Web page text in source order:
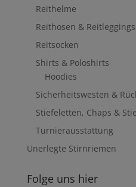
Reithelme
Reithosen & Reitleggings
Reitsocken
Shirts & Poloshirts
Hoodies
Sicherheitswesten &
Stiefeletten, Chaps &
Turnierausstattung
Unerlegte Stirnriemen
Folge uns hier